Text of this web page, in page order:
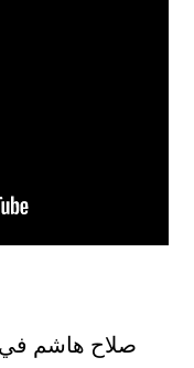
صلاح هاشم في